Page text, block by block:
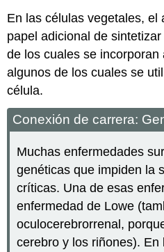
En las células vegetales, el
papel adicional de
de los cuales se
algunos de los cuales se
célula.
Conexión de carrera:
Muchas enfermedades
genéticas que impiden la
críticas. Una de esas
enfermedad de Lowe
oculocerebrorrenal,
cerebro y los riñones).